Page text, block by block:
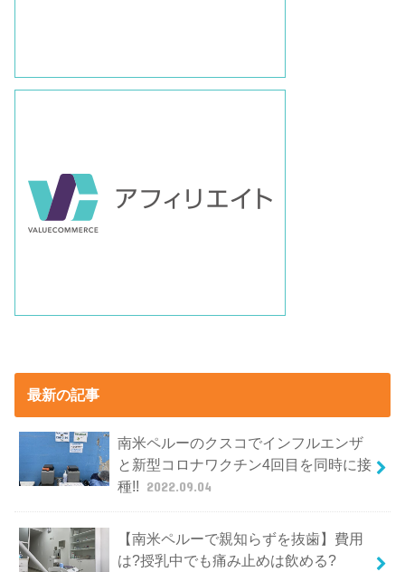
最新の記事
南米ペルーのクスコでインフルエンザ
と新型コロナワクチン4回目を同時に接
種!! 2022.09.04
【南米ペルーで親知らずを抜歯】費用
は?授乳中でも痛み止めは飲める?